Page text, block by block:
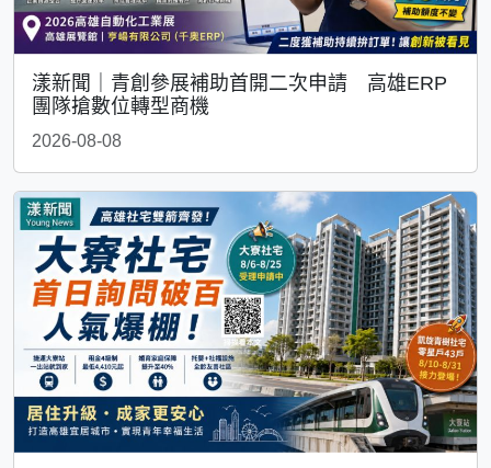
漾新聞｜青創參展補助首開二次申請 高雄ERP
團隊搶數位轉型商機
2026-08-08